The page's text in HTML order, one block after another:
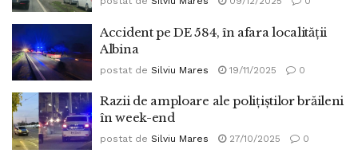
Accident pe DE 584, în afara localității
Albina
postat de Silviu Mares 19/11/2025 0
Razii de amploare ale polițiștilor brăileni
în week-end
postat de Silviu Mares 27/10/2025 0